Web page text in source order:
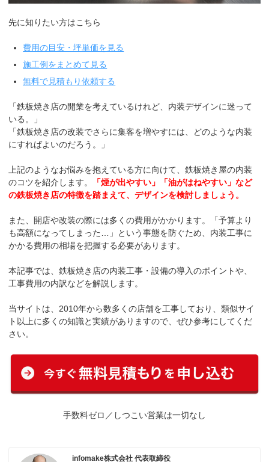
先に知りたい方はこちら
費用の目安・坪単価を見る
施工例をまとめて見る
無料で見積もり依頼する
「鉄板焼き店の開業を考えているけれど、内装デザインに迷って
いる。」
「鉄板焼き店の改装でさらに集客を増やすには、どのような内装
にすればよいのだろう。」
上記のようなお悩みを抱えている方に向けて、鉄板焼き屋の内装
のコツを紹介します。
「煙が出やすい」「油がはねやすい」など
の鉄板焼き店の特徴を踏まえて、デザインを検討しましょう。
また、開店や改装の際には多くの費用がかかります。「予算より
も高額になってしまった…」という事態を防ぐため、内装工事に
かかる費用の相場を把握する必要があります。
本記事では、鉄板焼き店の内装工事・設備の導入のポイントや、
工事費用の内訳などを解説します。
当サイトは、2010年から数多くの店舗を工事しており、類似サイ
ト以上に多くの知識と実績がありますので、ぜひ参考にしてくだ
さい。
手数料ゼロ／しつこい営業は一切なし
infomake株式会社 代表取締役